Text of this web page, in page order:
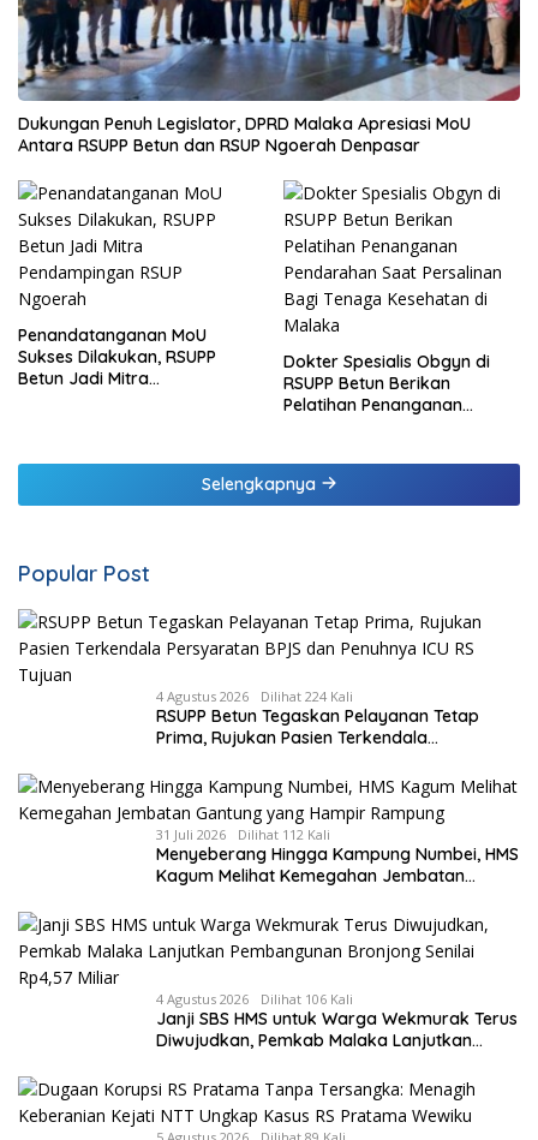
Dukungan Penuh Legislator, DPRD Malaka Apresiasi MoU
Antara RSUPP Betun dan RSUP Ngoerah Denpasar
Penandatanganan MoU
Sukses Dilakukan, RSUPP
Betun Jadi Mitra
Dokter Spesialis Obgyn di
RSUPP Betun Berikan
Pelatihan Penanganan
Malaka
Selengkapnya
Popular Post
4 Agustus 2026 Dilihat 224 Kali
RSUPP Betun Tegaskan Pelayanan Tetap
Prima, Rujukan Pasien Terkendala
Tujuan
31 Juli 2026 Dilihat 112 Kali
Menyeberang Hingga Kampung Numbei, HMS
Kagum Melihat Kemegahan Jembatan
4 Agustus 2026 Dilihat 106 Kali
Janji SBS HMS untuk Warga Wekmurak Terus
Diwujudkan, Pemkab Malaka Lanjutkan